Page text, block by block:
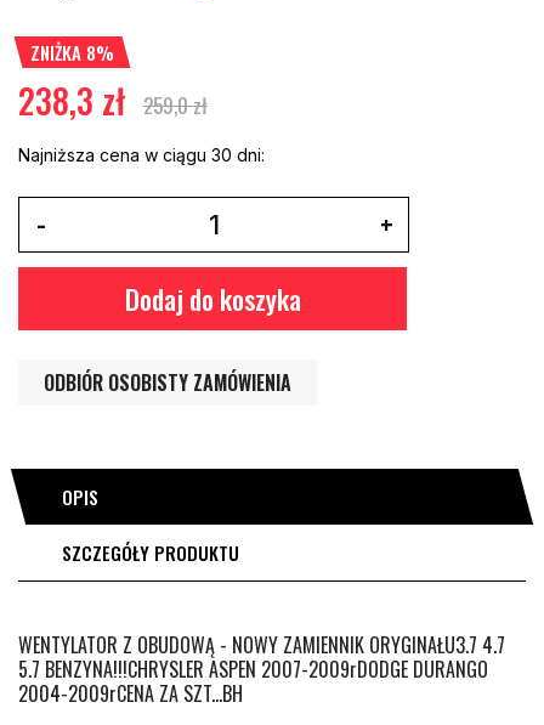
ZNIŻKA 8%
238,3 zł 259,0 zł
Najniższa cena w ciągu 30 dni:
Dodaj do koszyka
ODBIÓR OSOBISTY ZAMÓWIENIA
OPIS
SZCZEGÓŁY PRODUKTU
WENTYLATOR Z OBUDOWĄ - NOWY ZAMIENNIK ORYGINAŁU3.7 4.7
5.7 BENZYNA!!!CHRYSLER ASPEN 2007-2009rDODGE DURANGO
2004-2009rCENA ZA SZT...BH